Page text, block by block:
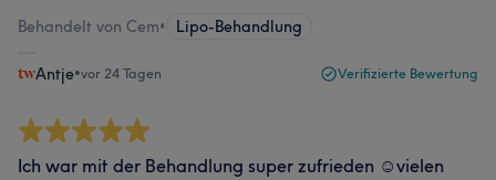
Behandelt von Cem• Lipo-Behandlung
Antje•vor 24 Tagen Verifizierte Bewertung
Ich war mit der Behandlung super zufrieden ☺️vielen